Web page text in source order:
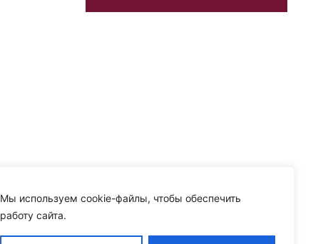
Мы используем cookie-файлы, чтобы обеспечить
работу сайта.